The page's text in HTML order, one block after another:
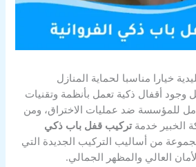
خيارا مناسبا لحماية المنازل
أقفال ذكية تعمل بأنظمة وتقنيات
للمؤسسة ضد عمليات الاختراق، ومن
الخبير خدمةتركيب قفل باب ذكي
من أساليب التركيب الجديدة التي
العالي والمظهر الجمالي.